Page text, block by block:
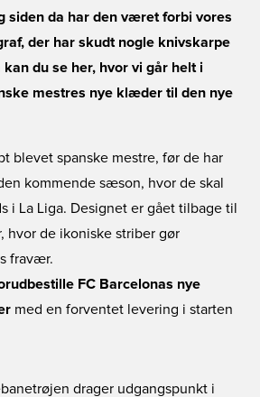
siden da har den været forbi vores
der har skudt nogle knivskarpe
du se her, hvor vi går helt i
mestres nye klæder til den nye
blevet spanske mestre, før de har
kommende sæson, hvor de skal
i La Liga. Designet er gået tilbage til
hvor de ikoniske striber gør
fravær.
FC Barcelonas nye
med en forventet levering i starten
drager udgangspunkt i